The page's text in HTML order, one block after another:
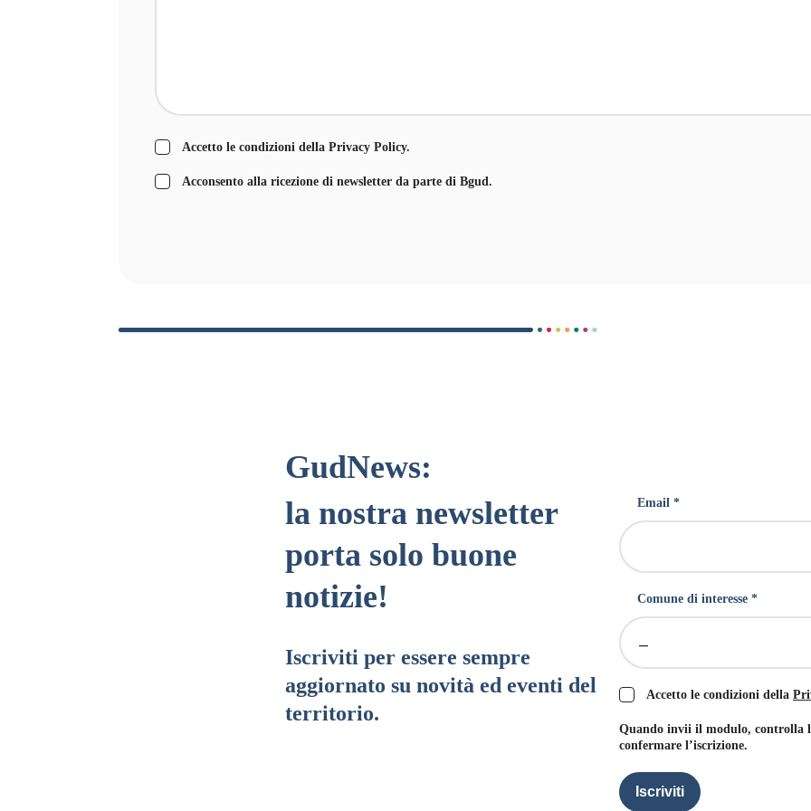
Accetto le condizioni della Privacy Policy.
Acconsento alla ricezione di newsletter da parte di Bgud.
GudNews:
la nostra newsletter
porta solo buone
notizie!
Iscriviti per essere sempre
aggiornato su novità ed eventi del
territorio.
Email *
Comune di interesse *
–
Accetto le condizioni della
Quando invii il modulo, controlla
confermare l’iscrizione.
Iscriviti